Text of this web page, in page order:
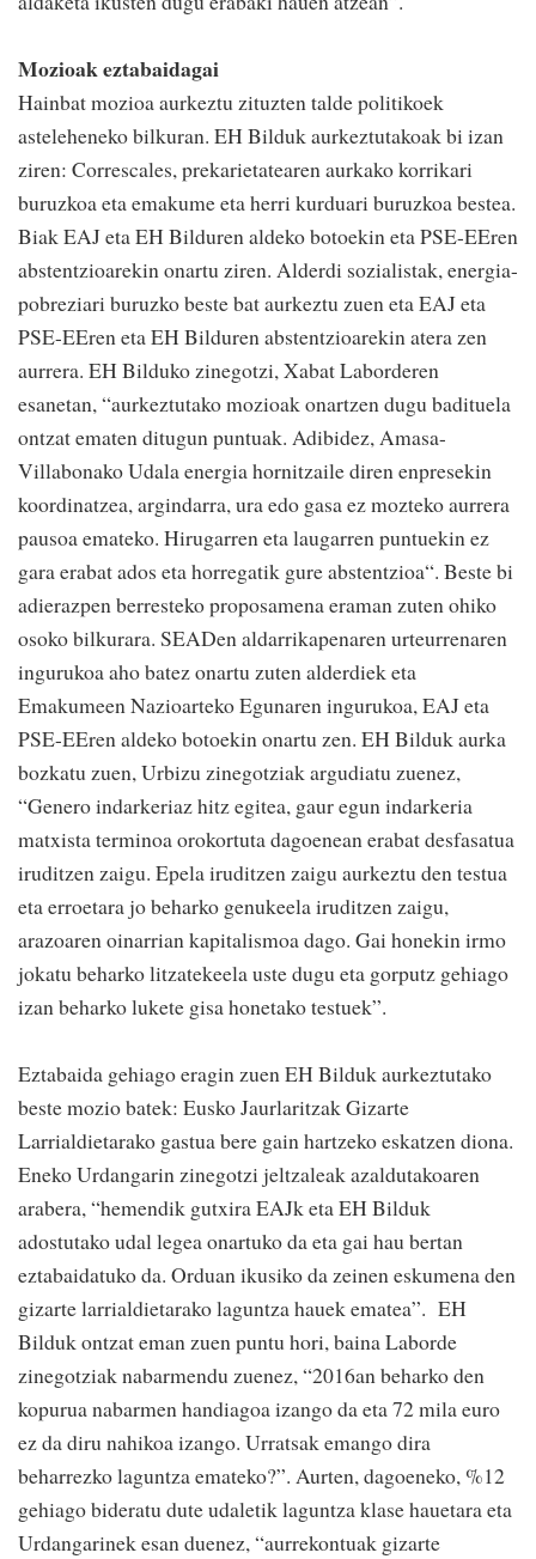
Mozioak eztabaidagai
Hainbat mozioa aurkeztu zituzten talde politikoek
asteleheneko bilkuran. EH Bilduk aurkeztutakoak bi izan
ziren: Correscales, prekarietatearen aurkako korrikari
buruzkoa eta emakume eta herri kurduari buruzkoa bestea.
Biak EAJ eta EH Bilduren aldeko botoekin eta PSE-EEren
abstentzioarekin onartu ziren. Alderdi sozialistak, energia-
pobreziari buruzko beste bat aurkeztu zuen eta EAJ eta
PSE-EEren eta EH Bilduren abstentzioarekin atera zen
aurrera. EH Bilduko zinegotzi, Xabat Laborderen
esanetan, “aurkeztutako mozioak onartzen dugu badituela
ontzat ematen ditugun puntuak. Adibidez, Amasa-
Villabonako Udala energia hornitzaile diren enpresekin
koordinatzea, argindarra, ura edo gasa ez mozteko aurrera
pausoa emateko. Hirugarren eta laugarren puntuekin ez
gara erabat ados eta horregatik gure abstentzioa“. Beste bi
adierazpen berresteko proposamena eraman zuten ohiko
osoko bilkurara. SEADen aldarrikapenaren urteurrenaren
ingurukoa aho batez onartu zuten alderdiek eta
Emakumeen Nazioarteko Egunaren ingurukoa, EAJ eta
PSE-EEren aldeko botoekin onartu zen. EH Bilduk aurka
bozkatu zuen, Urbizu zinegotziak argudiatu zuenez,
“Genero indarkeriaz hitz egitea, gaur egun indarkeria
matxista terminoa orokortuta dagoenean erabat desfasatua
iruditzen zaigu. Epela iruditzen zaigu aurkeztu den testua
eta erroetara jo beharko genukeela iruditzen zaigu,
arazoaren oinarrian kapitalismoa dago. Gai honekin irmo
jokatu beharko litzatekeela uste dugu eta gorputz gehiago
izan beharko lukete gisa honetako testuek”.
Eztabaida gehiago eragin zuen EH Bilduk aurkeztutako
beste mozio batek: Eusko Jaurlaritzak Gizarte
Larrialdietarako gastua bere gain hartzeko eskatzen diona.
Eneko Urdangarin zinegotzi jeltzaleak azaldutakoaren
arabera, “hemendik gutxira EAJk eta EH Bilduk
adostutako udal legea onartuko da eta gai hau bertan
eztabaidatuko da. Orduan ikusiko da zeinen eskumena den
gizarte larrialdietarako laguntza hauek ematea”. EH
Bilduk ontzat eman zuen puntu hori, baina Laborde
zinegotziak nabarmendu zuenez, “2016an beharko den
kopurua nabarmen handiagoa izango da eta 72 mila euro
ez da diru nahikoa izango. Urratsak emango dira
beharrezko laguntza emateko?”. Aurten, dagoeneko, %12
gehiago bideratu dute udaletik laguntza klase hauetara eta
Urdangarinek esan duenez, “aurrekontuak gizarte